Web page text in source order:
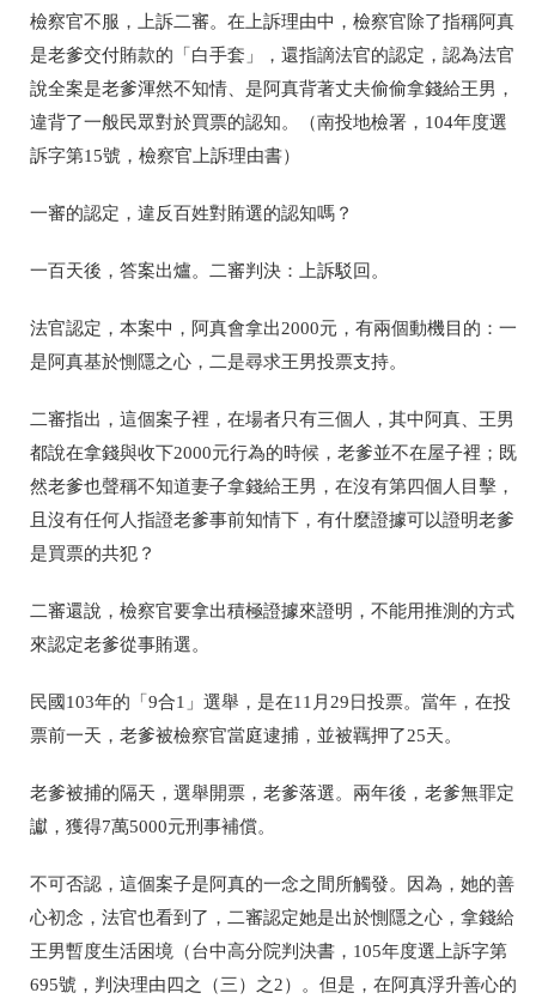
檢察官不服，上訴二審。在上訴理由中，檢察官除了指稱阿真
是老爹交付賄款的「白手套」，還指謫法官的認定，認為法官
說全案是老爹渾然不知情、是阿真背著丈夫偷偷拿錢給王男，
違背了一般民眾對於買票的認知。
（南投地檢署，104年度選
訴字第15號，檢察官上訴理由書）
一審的認定，違反百姓對賄選的認知嗎？
一百天後，答案出爐。二審判決：上訴駁回。
法官認定，本案中，阿真會拿出2000元，有兩個動機目的：一
是阿真基於惻隱之心，二是尋求王男投票支持。
二審指出，這個案子裡，在場者只有三個人，其中阿真、王男
都說在拿錢與收下2000元行為的時候，老爹並不在屋子裡；既
然老爹也聲稱不知道妻子拿錢給王男，在沒有第四個人目擊，
且沒有任何人指證老爹事前知情下，有什麼證據可以證明老爹
是買票的共犯？
二審還說，檢察官要拿出積極證據來證明，不能用推測的方式
來認定老爹從事賄選。
民國103年的「9合1」選舉，是在11月29日投票。當年，在投
票前一天， 老爹被檢察官當庭逮捕，並被羈押了25天。
老爹被捕的隔天，選舉開票，老爹落選。兩年後，老爹無罪定
讞，獲得7萬5000元刑事補償。
不可否認，這個案子是阿真的一念之間所觸發。因為，她的善
心初念，法官也看到了，二審認定她是出於惻隱之心，拿錢給
王男暫度生活困境 （台中高分院判決書，105年度選上訴字第
695號，判決理由四之（三）之2） 。但是，在阿真浮升善心的